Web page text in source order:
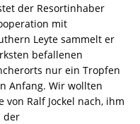
der Resortinhaber
mit
Leyte sammelt er
befallenen
nur ein Tropfen
Anfang. Wir wollten
Ralf Jockel nach, ihm
der